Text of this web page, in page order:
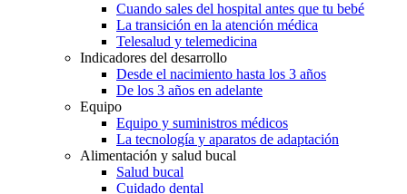
Cuando sales del hospital antes que tu bebé
La transición en la atención médica
Telesalud y telemedicina
Indicadores del desarrollo
Desde el nacimiento hasta los 3 años
De los 3 años en adelante
Equipo
Equipo y suministros médicos
La tecnología y aparatos de adaptación
Alimentación y salud bucal
Salud bucal
Cuidado dental